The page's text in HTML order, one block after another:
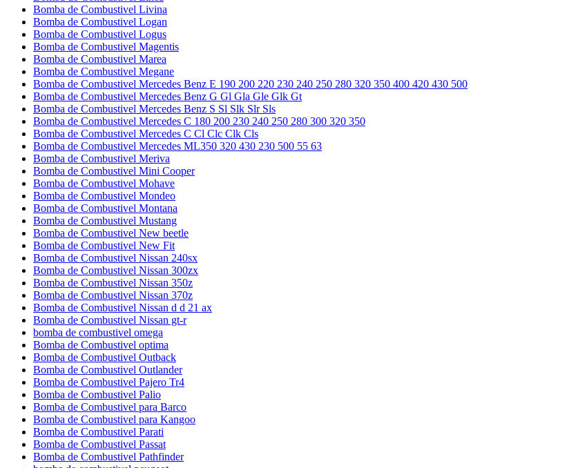
Bomba de Combustivel Livina
Bomba de Combustivel Logan
Bomba de Combustivel Logus
Bomba de Combustivel Magentis
Bomba de Combustivel Marea
Bomba de Combustivel Megane
Bomba de Combustivel Mercedes Benz E 190 200 220 230 240 250 280 320 350 400 420 430 500
Bomba de Combustivel Mercedes Benz G Gl Gla Gle Glk Gt
Bomba de Combustivel Mercedes Benz S Sl Slk Slr Sls
Bomba de Combustivel Mercedes C 180 200 230 240 250 280 300 320 350
Bomba de Combustivel Mercedes C Cl Clc Clk Cls
Bomba de Combustivel Mercedes ML350 320 430 230 500 55 63
Bomba de Combustivel Meriva
Bomba de Combustivel Mini Cooper
Bomba de Combustivel Mohave
Bomba de Combustivel Mondeo
Bomba de Combustivel Montana
Bomba de Combustivel Mustang
Bomba de Combustivel New beetle
Bomba de Combustivel New Fit
Bomba de Combustivel Nissan 240sx
Bomba de Combustivel Nissan 300zx
Bomba de Combustivel Nissan 350z
Bomba de Combustivel Nissan 370z
Bomba de Combustivel Nissan d d 21 ax
Bomba de Combustivel Nissan gt-r
bomba de combustivel omega
Bomba de Combustivel optima
Bomba de Combustivel Outback
Bomba de Combustivel Outlander
Bomba de Combustivel Pajero Tr4
Bomba de Combustivel Palio
Bomba de Combustivel para Barco
Bomba de Combustivel para Kangoo
Bomba de Combustivel Parati
Bomba de Combustivel Passat
Bomba de Combustivel Pathfinder